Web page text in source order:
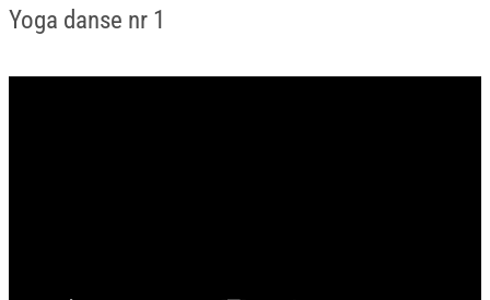
Yoga danse nr 1